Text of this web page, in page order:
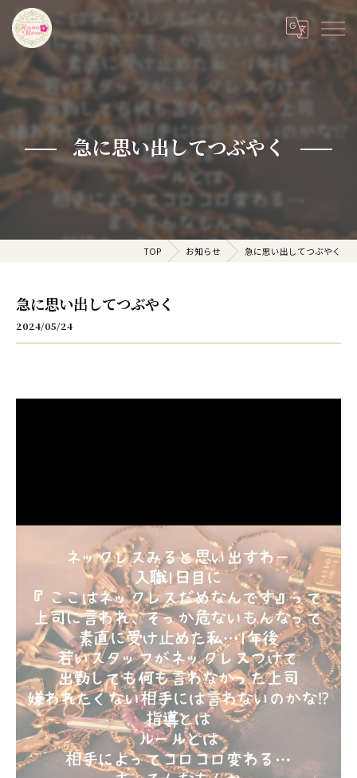
急に思い出してつぶやく
TOP お知らせ 急に思い出してつぶやく
急に思い出してつぶやく
2024/05/24